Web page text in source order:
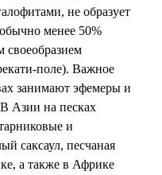
не образует
менее 50%
своеобразием
поле). Важное
занимают эфемеры и
Азии на песках
и
саксаул, песчаная
а также в Африке